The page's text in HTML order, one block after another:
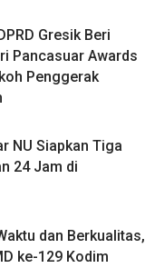
Gresik Beri
Pancasuar Awards
Penggerak
NU Siapkan Tiga
24 Jam di
dan Berkualitas,
ke-129 Kodim